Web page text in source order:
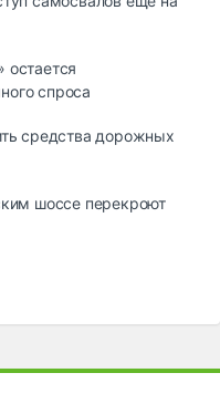
остается
спроса
средства дорожных
шоссе перекроют